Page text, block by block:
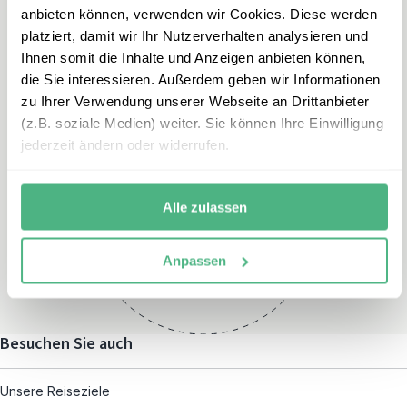
anbieten können, verwenden wir Cookies. Diese werden
platziert, damit wir Ihr Nutzerverhalten analysieren und
Ihnen somit die Inhalte und Anzeigen anbieten können,
die Sie interessieren. Außerdem geben wir Informationen
zu Ihrer Verwendung unserer Webseite an Drittanbieter
(z.B. soziale Medien) weiter. Sie können Ihre Einwilligung
jederzeit ändern oder widerrufen.
Alle zulassen
Anpassen
indien@erlebe.de
Montag – Freitag:
und nach individueller
Terminvereinbarung
Besuchen Sie auch
Unsere Reiseziele